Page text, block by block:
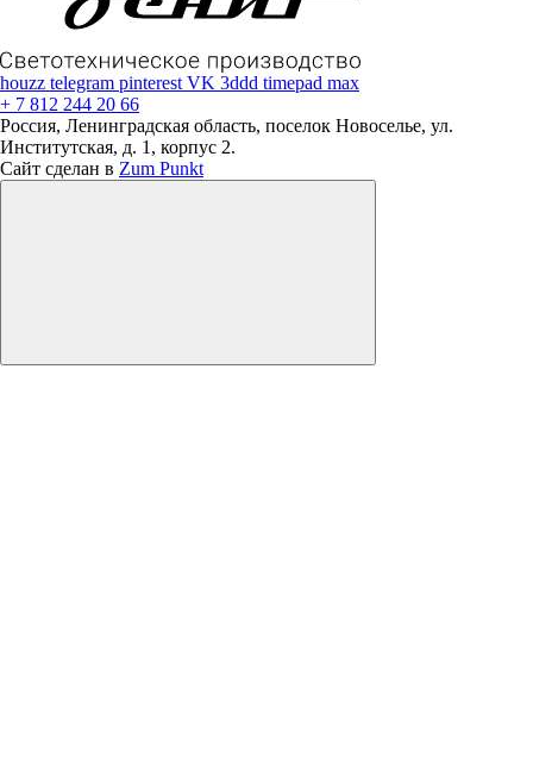
houzz telegram pinterestVK 3ddd timepad max
+ 7 812 244 20 66
Россия, Ленинградская область, поселок Новоселье, ул.
Институтская, д. 1, корпус 2.
Сайт сделан в Zum Punkt